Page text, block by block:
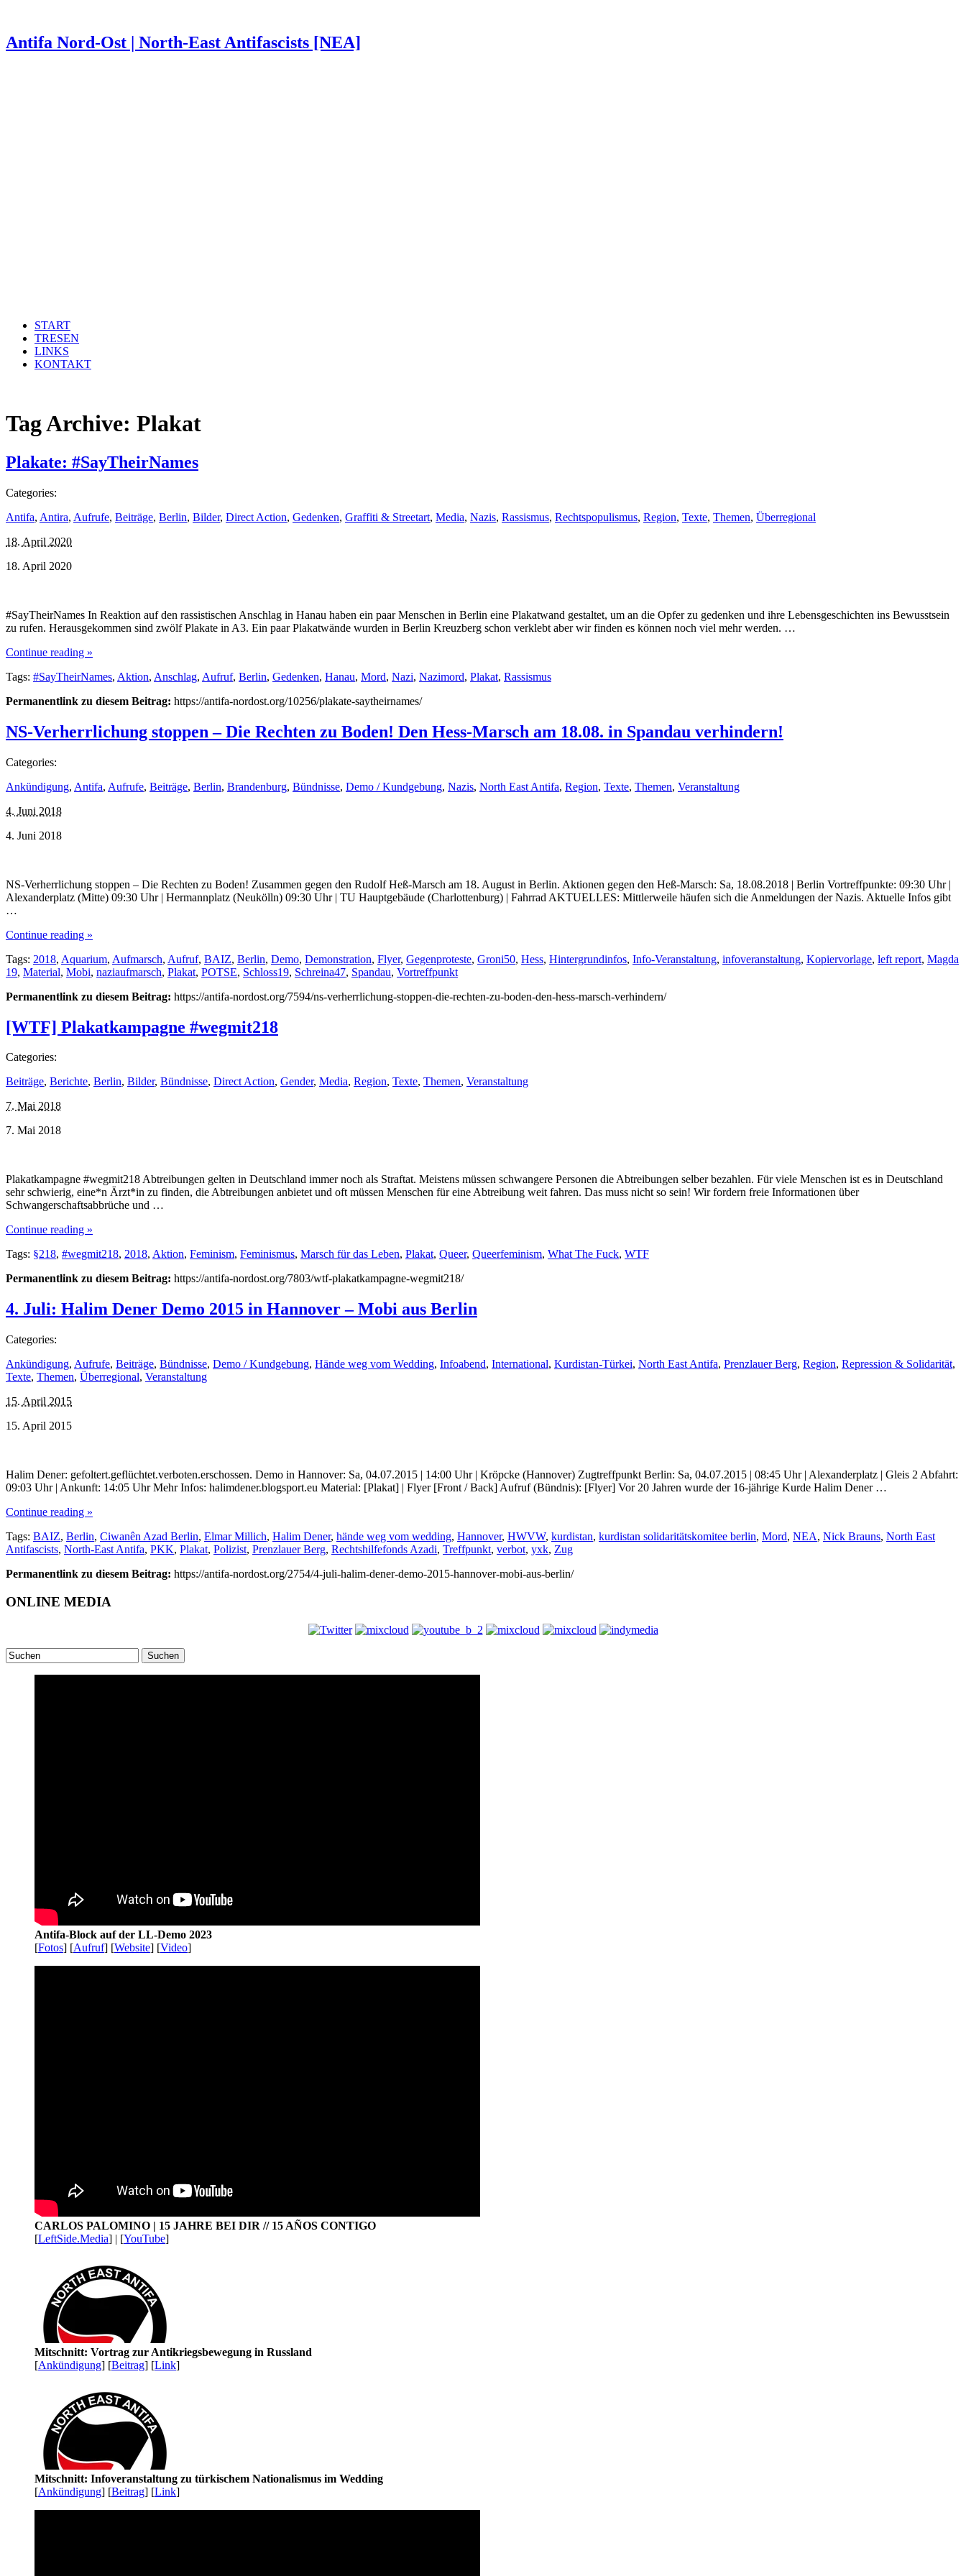
Antifa Nord-Ost | North-East Antifascists [NEA]
START
TRESEN
LINKS
KONTAKT
Tag Archive: Plakat
Plakate: #SayTheirNames
Categories:
Antifa, Antira, Aufrufe, Beiträge, Berlin, Bilder, Direct Action, Gedenken, Graffiti & Streetart, Media, Nazis, Rassismus, Rechtspopulismus, Region, Texte, Themen, Überregional
18. April 2020
18. April 2020
#SayTheirNames In Reaktion auf den rassistischen Anschlag in Hanau haben ein paar Menschen in Berlin eine Plakatwand gestaltet, um an die Opfer zu gedenken und ihre Lebensgeschichten ins Bewusstsein
zu rufen. Herausgekommen sind zwölf Plakate in A3. Ein paar Plakatwände wurden in Berlin Kreuzberg schon verklebt aber wir finden es können noch viel mehr werden. …
Continue reading »
Tags: #SayTheirNames, Aktion, Anschlag, Aufruf, Berlin, Gedenken, Hanau, Mord, Nazi, Nazimord, Plakat, Rassismus
Permanentlink zu diesem Beitrag: https://antifa-nordost.org/10256/plakate-saytheirnames/
NS-Verherrlichung stoppen – Die Rechten zu Boden! Den Hess-Marsch am 18.08. in Spandau verhindern!
Categories:
Ankündigung, Antifa, Aufrufe, Beiträge, Berlin, Brandenburg, Bündnisse, Demo / Kundgebung, Nazis, North East Antifa, Region, Texte, Themen, Veranstaltung
4. Juni 2018
4. Juni 2018
NS-Verherrlichung stoppen – Die Rechten zu Boden! Zusammen gegen den Rudolf Heß-Marsch am 18. August in Berlin. Aktionen gegen den Heß-Marsch: Sa, 18.08.2018 | Berlin Vortreffpunkte: 09:30 Uhr |
Alexanderplatz (Mitte) 09:30 Uhr | Hermannplatz (Neukölln) 09:30 Uhr | TU Hauptgebäude (Charlottenburg) | Fahrrad AKTUELLES: Mittlerweile häufen sich die Anmeldungen der Nazis. Aktuelle Infos gibt
…
Continue reading »
Tags: 2018, Aquarium, Aufmarsch, Aufruf, BAIZ, Berlin, Demo, Demonstration, Flyer, Gegenproteste, Groni50, Hess, Hintergrundinfos, Info-Veranstaltung, infoveranstaltung, Kopiervorlage, left report, Magda
19, Material, Mobi, naziaufmarsch, Plakat, POTSE, Schloss19, Schreina47, Spandau, Vortreffpunkt
Permanentlink zu diesem Beitrag: https://antifa-nordost.org/7594/ns-verherrlichung-stoppen-die-rechten-zu-boden-den-hess-marsch-verhindern/
[WTF] Plakatkampagne #wegmit218
Categories:
Beiträge, Berichte, Berlin, Bilder, Bündnisse, Direct Action, Gender, Media, Region, Texte, Themen, Veranstaltung
7. Mai 2018
7. Mai 2018
Plakatkampagne #wegmit218 Abtreibungen gelten in Deutschland immer noch als Straftat. Meistens müssen schwangere Personen die Abtreibungen selber bezahlen. Für viele Menschen ist es in Deutschland
sehr schwierig, eine*n Ärzt*in zu finden, die Abtreibungen anbietet und oft müssen Menschen für eine Abtreibung weit fahren. Das muss nicht so sein! Wir fordern freie Informationen über
Schwangerschaftsabbrüche und …
Continue reading »
Tags: §218, #wegmit218, 2018, Aktion, Feminism, Feminismus, Marsch für das Leben, Plakat, Queer, Queerfeminism, What The Fuck, WTF
Permanentlink zu diesem Beitrag: https://antifa-nordost.org/7803/wtf-plakatkampagne-wegmit218/
4. Juli: Halim Dener Demo 2015 in Hannover – Mobi aus Berlin
Categories:
Ankündigung, Aufrufe, Beiträge, Bündnisse, Demo / Kundgebung, Hände weg vom Wedding, Infoabend, International, Kurdistan-Türkei, North East Antifa, Prenzlauer Berg, Region, Repression & Solidarität,
Texte, Themen, Überregional, Veranstaltung
15. April 2015
15. April 2015
Halim Dener: gefoltert.geflüchtet.verboten.erschossen. Demo in Hannover: Sa, 04.07.2015 | 14:00 Uhr | Kröpcke (Hannover) Zugtreffpunkt Berlin: Sa, 04.07.2015 | 08:45 Uhr | Alexanderplatz | Gleis 2 Abfahrt:
09:03 Uhr | Ankunft: 14:05 Uhr Mehr Infos: halimdener.blogsport.eu Material: [Plakat] | Flyer [Front / Back] Aufruf (Bündnis): [Flyer] Vor 20 Jahren wurde der 16-jährige Kurde Halim Dener …
Continue reading »
Tags: BAIZ, Berlin, Ciwanên Azad Berlin, Elmar Millich, Halim Dener, hände weg vom wedding, Hannover, HWVW, kurdistan, kurdistan solidaritätskomitee berlin, Mord, NEA, Nick Brauns, North East
Antifascists, North-East Antifa, PKK, Plakat, Polizist, Prenzlauer Berg, Rechtshilfefonds Azadi, Treffpunkt, verbot, yxk, Zug
Permanentlink zu diesem Beitrag: https://antifa-nordost.org/2754/4-juli-halim-dener-demo-2015-hannover-mobi-aus-berlin/
ONLINE MEDIA
Suchen
Antifa-Block auf der LL-Demo 2023
[Fotos] [Aufruf] [Website] [Video]
CARLOS PALOMINO | 15 JAHRE BEI DIR // 15 AÑOS CONTIGO
[LeftSide.Media] | [YouTube]
Mitschnitt: Vortrag zur Antikriegsbewegung in Russland
[Ankündigung] [Beitrag] [Link]
Mitschnitt: Infoveranstaltung zu türkischem Nationalismus im Wedding
[Ankündigung] [Beitrag] [Link]